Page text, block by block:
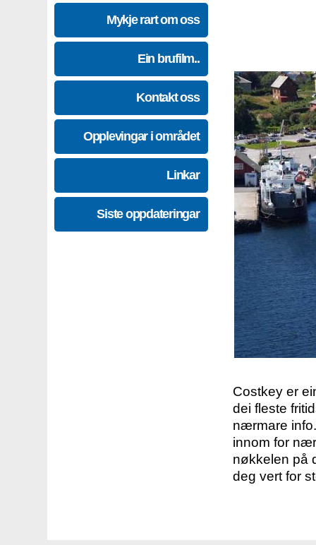
Mykje rart om oss
Ein brufilm..
Kontakt oss
Opplevingar i området
Linkar
Siste oppdateringar
Costkey er
dei fleste
nærmare
innom for
nøkkelen på
deg vert for